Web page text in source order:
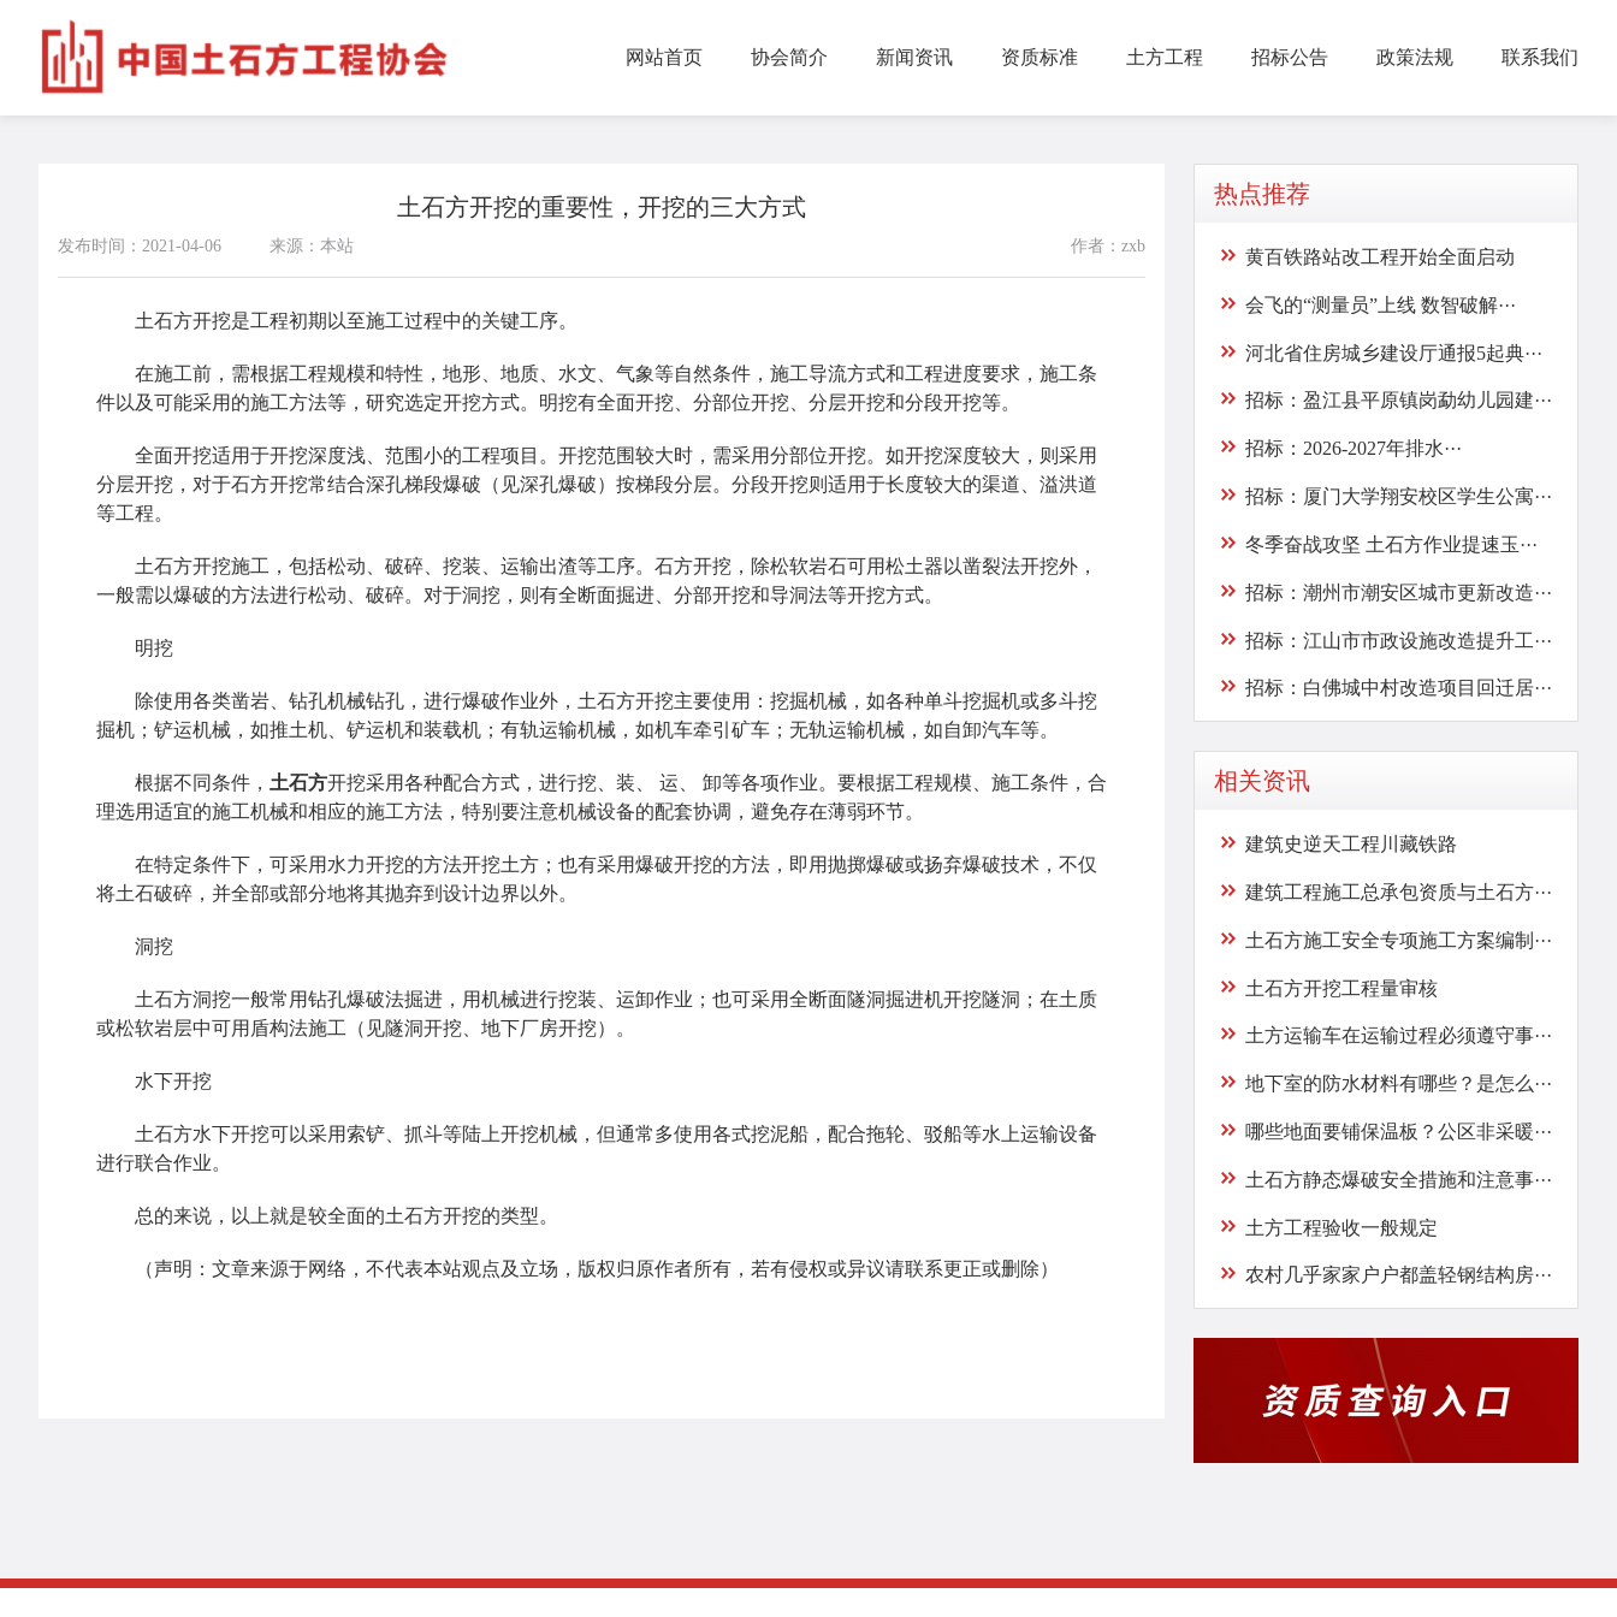
网站首页 协会简介 新闻资讯 资质标准 土方工程 招标公告 政策法规 联系我们
土石方开挖的重要性，开挖的三大方式
发布时间：2021-04-06 来源：本站 作者：zxb
土石方开挖是工程初期以至施工过程中的关键工序。
在施工前，需根据工程规模和特性，地形、地质、水文、气象等自然条件，施工导流方式和工程进度要求，施工条
件以及可能采用的施工方法等，研究选定开挖方式。明挖有全面开挖、分部位开挖、分层开挖和分段开挖等。
全面开挖适用于开挖深度浅、范围小的工程项目。开挖范围较大时，需采用分部位开挖。如开挖深度较大，则采用
分层开挖，对于石方开挖常结合深孔梯段爆破（见深孔爆破）按梯段分层。分段开挖则适用于长度较大的渠道、溢洪道
等工程。
土石方开挖施工，包括松动、破碎、挖装、运输出渣等工序。石方开挖，除松软岩石可用松土器以凿裂法开挖外，
一般需以爆破的方法进行松动、破碎。对于洞挖，则有全断面掘进、分部开挖和导洞法等开挖方式。
明挖
除使用各类凿岩、钻孔机械钻孔，进行爆破作业外，土石方开挖主要使用：挖掘机械，如各种单斗挖掘机或多斗挖
掘机；铲运机械，如推土机、铲运机和装载机；有轨运输机械，如机车牵引矿车；无轨运输机械，如自卸汽车等。
根据不同条件， 土石方开挖采用各种配合方式，进行挖、装、 运、 卸等各项作业。要根据工程规模、施工条件，合
理选用适宜的施工机械和相应的施工方法，特别要注意机械设备的配套协调，避免存在薄弱环节。
在特定条件下，可采用水力开挖的方法开挖土方；也有采用爆破开挖的方法，即用抛掷爆破或扬弃爆破技术，不仅
将土石破碎，并全部或部分地将其抛弃到设计边界以外。
洞挖
土石方洞挖一般常用钻孔爆破法掘进，用机械进行挖装、运卸作业；也可采用全断面隧洞掘进机开挖隧洞；在土质
或松软岩层中可用盾构法施工（见隧洞开挖、地下厂房开挖）。
水下开挖
土石方水下开挖可以采用索铲、抓斗等陆上开挖机械，但通常多使用各式挖泥船，配合拖轮、驳船等水上运输设备
进行联合作业。
总的来说，以上就是较全面的土石方开挖的类型。
（声明：文章来源于网络，不代表本站观点及立场，版权归原作者所有，若有侵权或异议请联系更正或删除）
热点推荐
黄百铁路站改工程开始全面启动
会飞的“测量员”上线 数智破解···
河北省住房城乡建设厅通报5起典···
招标：盈江县平原镇岗勐幼儿园建···
招标：2026-2027年排水···
招标：厦门大学翔安校区学生公寓···
冬季奋战攻坚 土石方作业提速玉···
招标：潮州市潮安区城市更新改造···
招标：江山市市政设施改造提升工···
招标：白佛城中村改造项目回迁居···
相关资讯
建筑史逆天工程川藏铁路
建筑工程施工总承包资质与土石方···
土石方施工安全专项施工方案编制···
土石方开挖工程量审核
土方运输车在运输过程必须遵守事···
地下室的防水材料有哪些？是怎么···
哪些地面要铺保温板？公区非采暖···
土石方静态爆破安全措施和注意事···
土方工程验收一般规定
农村几乎家家户户都盖轻钢结构房···